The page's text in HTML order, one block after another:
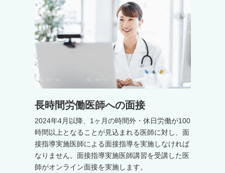
長時間労働医師への面接
2024年4月以降、1ヶ月の時間外・休日労働が100
時間以上となることが見込まれる医師に対し、面
接指導実施医師による面接指導を実施しなければ
なりません。面接指導実施医師講習を受講した医
師がオンライン面接を実施します。